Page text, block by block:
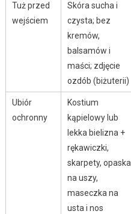
Tuż przed
wejściem
Skóra sucha i
czysta; bez
kremów,
balsamów i
maści; zdjęcie
ozdób (biżuterii)
Ubiór
ochronny
Kostium
kąpielowy lub
lekka bielizna +
rękawiczki,
skarpety, opaska
na uszy,
maseczka na
usta i nos